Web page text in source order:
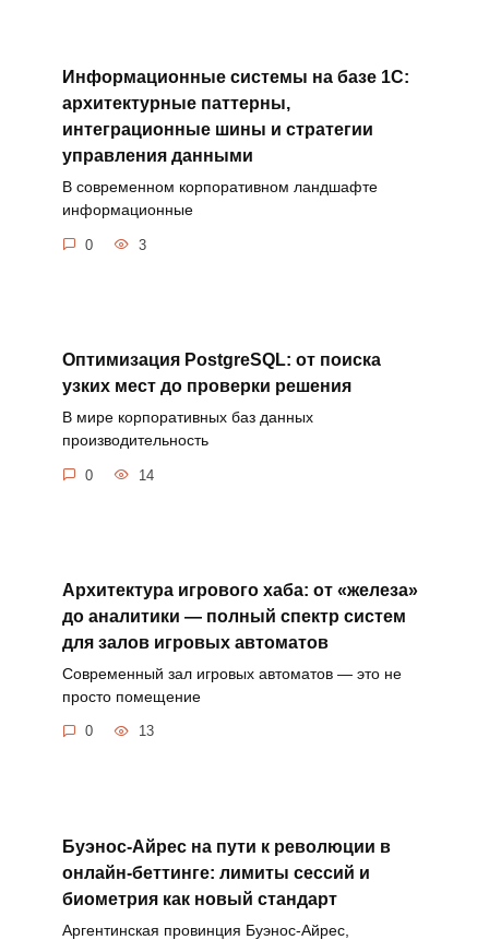
Информационные системы на базе 1С:
архитектурные паттерны,
интеграционные шины и стратегии
управления данными
В современном корпоративном ландшафте
информационные
0 3
Оптимизация PostgreSQL: от поиска
узких мест до проверки решения
В мире корпоративных баз данных
производительность
0 14
Архитектура игрового хаба: от «железа»
до аналитики — полный спектр систем
для залов игровых автоматов
Современный зал игровых автоматов — это не
просто помещение
0 13
Буэнос-Айрес на пути к революции в
онлайн-беттинге: лимиты сессий и
биометрия как новый стандарт
Аргентинская провинция Буэнос-Айрес,